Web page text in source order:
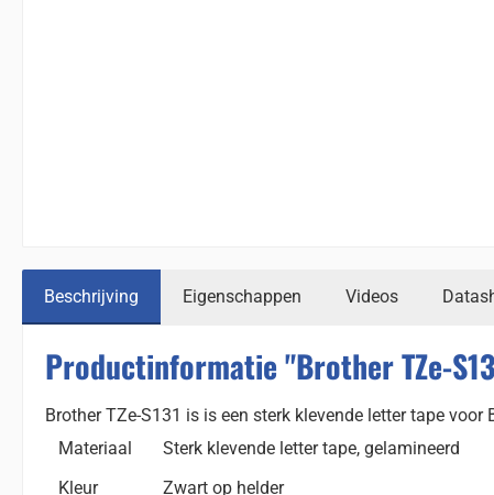
Beschrijving Eigenschappen Videos
Productinformatie "Brother TZe-
Brother TZe-S131 is is een sterk klevende letter tape voor
Materiaal
Sterk klevende letter tape, gelamineerd
Kleur
Zwart op helder